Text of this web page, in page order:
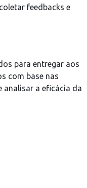
feedbacks e
para entregar aos
com base nas
analisar a eficácia da